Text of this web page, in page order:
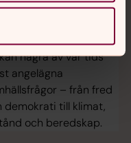
årets
belyser
några av vår tids
angelägna
– från fred
demokrati till klimat,
och beredskap.